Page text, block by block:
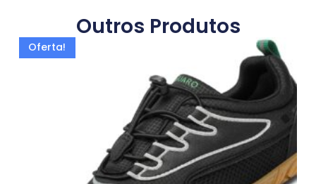
Outros Produtos
Oferta!